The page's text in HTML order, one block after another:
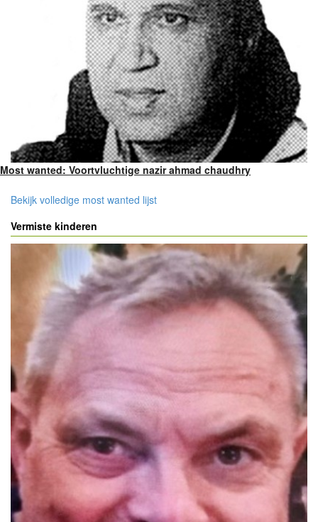
Most wanted: Voortvluchtige nazir ahmad chaudhry
Bekijk volledige most wanted lijst
Vermiste kinderen